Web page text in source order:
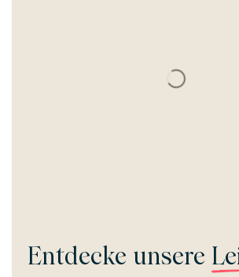
Entdecke unsere